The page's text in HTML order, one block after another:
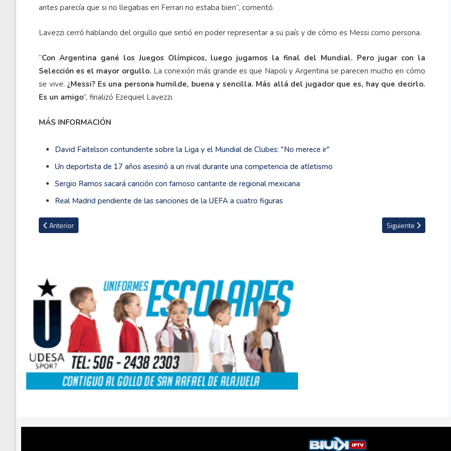
antes parecía que si no llegabas en Ferrari no estaba bien”, comentó.
Lavezzi cerró hablando del orgullo que sintió en poder representar a su país y de cómo es Messi como persona.
“Con Argentina gané los Juegos Olímpicos, luego jugamos la final del Mundial. Pero jugar con la
Selección es el mayor orgullo. La conexión más grande es que Napoli y Argentina se parecen mucho en cómo
se vive. ¿Messi? Es una persona humilde, buena y sencilla. Más allá del jugador que es, hay que decirlo.
Es un amigo”, finalizó Ezequiel Lavezzi.
MÁS INFORMACIÓN
David Faitelson contundente sobre la Liga y el Mundial de Clubes: "No merece ir"
Un deportista de 17 años asesinó a un rival durante una competencia de atletismo
Sergio Ramos sacará canción con famoso cantante de regional mexicana
Real Madrid pendiente de las sanciones de la UEFA a cuatro figuras
Artículo anterior: La noticia de Kevin de Bruyne que pone triste a seguidores del Manchester City
Anterior Artículo siguiente:
Siguiente